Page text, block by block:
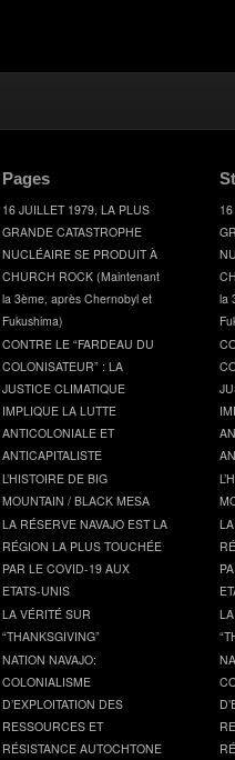
Pages
16 JUILLET 1979, LA PLUS
GRANDE CATASTROPHE
NUCLÉAIRE SE PRODUIT À
CHURCH ROCK (Maintenant
la 3ème, après Chernobyl et
Fukushima)
CONTRE LE “FARDEAU DU
COLONISATEUR” : LA
JUSTICE CLIMATIQUE
IMPLIQUE LA LUTTE
ANTICOLONIALE ET
ANTICAPITALISTE
L’HISTOIRE DE BIG
MOUNTAIN / BLACK MESA
LA RÉSERVE NAVAJO EST LA
RÉGION LA PLUS TOUCHÉE
PAR LE COVID-19 AUX
ETATS-UNIS
LA VÉRITÉ SUR
“THANKSGIVING”
NATION NAVAJO:
COLONIALISME
D’EXPLOITATION DES
RESSOURCES ET
RÉSISTANCE AUTOCHTONE
la